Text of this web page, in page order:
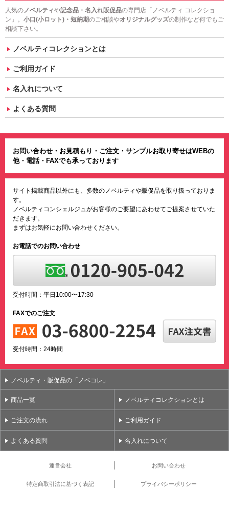
人気のノベルティや記念品・名入れ販促品の専門店「ノベルティ コレクショ
ン」。 小口(小ロット)・短納期のご相談やオリジナルグッズの制作など何でもご
相談下さい。
ノベルティコレクションとは
ご利用ガイド
名入れについて
よくある質問
お問い合わせ・お見積もり・ご注文・サンプルお取り寄せはWEBの
他・電話・FAXでも承っております
サイト掲載商品以外にも、多数のノベルティや販促品を取り扱っておりま
す。
ノベルティコンシェルジュがお客様のご要望にあわせてご提案させていた
だきます。
まずはお気軽にお問い合わせください。
お電話でのお問い合わせ
受付時間：平日10:00〜17:30
FAXでのご注文
受付時間：24時間
ノベルティ・販促品の「ノベコレ」
商品一覧 ノベルティコレクションとは
ご注文の流れ ご利用ガイド
よくある質問 名入れについて
運営会社 お問い合わせ
特定商取引法に基づく表記 プライバシーポリシー